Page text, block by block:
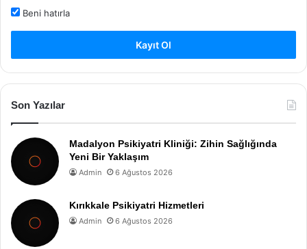
Beni hatırla
Kayıt Ol
Son Yazılar
Madalyon Psikiyatri Kliniği: Zihin Sağlığında
Yeni Bir Yaklaşım
Admin 6 Ağustos 2026
Kırıkkale Psikiyatri Hizmetleri
Admin 6 Ağustos 2026